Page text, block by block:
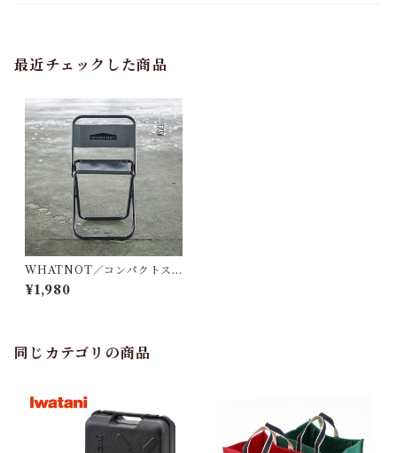
最近チェックした商品
WHATNOT／コンパクトス
ツール｜COMPACT STOOL
¥1,980
同じカテゴリの商品